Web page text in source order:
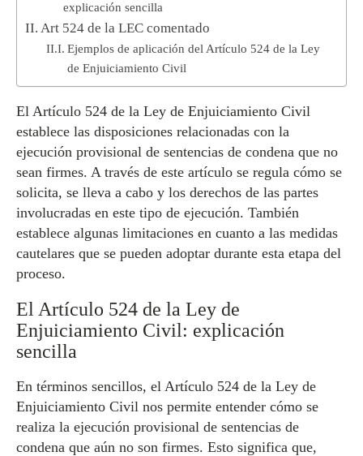
explicación sencilla
Art 524 de la LEC comentado
Ejemplos de aplicación del Artículo 524 de la Ley
de Enjuiciamiento Civil
El Artículo 524 de la Ley de Enjuiciamiento Civil
establece las disposiciones relacionadas con la
ejecución provisional de sentencias de condena que no
sean firmes. A través de este artículo se regula cómo se
solicita, se lleva a cabo y los derechos de las partes
involucradas en este tipo de ejecución. También
establece algunas limitaciones en cuanto a las medidas
cautelares que se pueden adoptar durante esta etapa del
proceso.
El Artículo 524 de la Ley de
Enjuiciamiento Civil: explicación
sencilla
En términos sencillos, el Artículo 524 de la Ley de
Enjuiciamiento Civil nos permite entender cómo se
realiza la ejecución provisional de sentencias de
condena que aún no son firmes. Esto significa que,